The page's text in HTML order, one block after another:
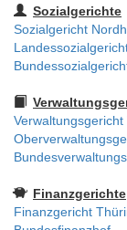
Sozialgerichte
Sozialgericht
Verwaltungsgericht
Finanzgerichte
Finanzgericht